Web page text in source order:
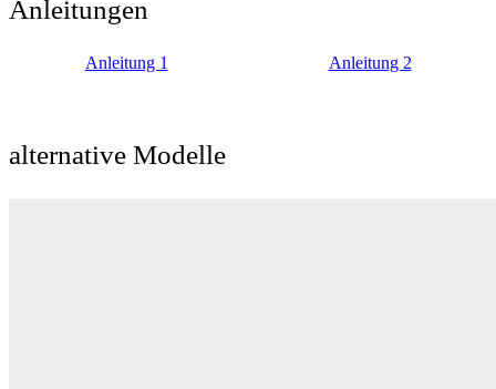
Anleitungen
Anleitung 1 Anleitung 2
alternative Modelle